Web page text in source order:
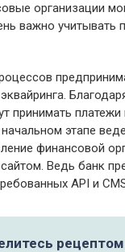
организации
важно
принимать
этапе
финансовой
Ведь банк
API и